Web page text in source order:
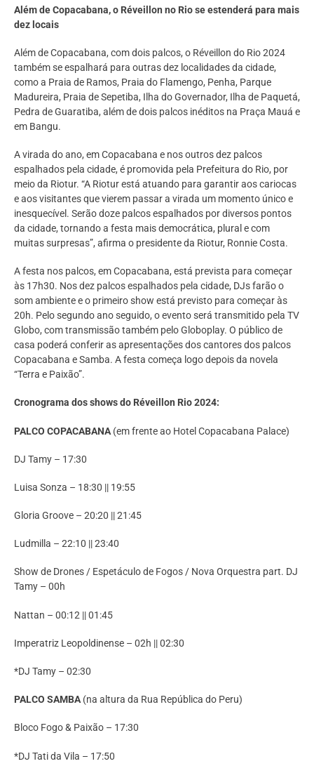
Além de Copacabana, o Réveillon no Rio se estenderá para mais
dez locais
Além de Copacabana, com dois palcos, o Réveillon do Rio 2024
também se espalhará para outras dez localidades da cidade,
como a Praia de Ramos, Praia do Flamengo, Penha, Parque
Madureira, Praia de Sepetiba, Ilha do Governador, Ilha de Paquetá,
Pedra de Guaratiba, além de dois palcos inéditos na Praça Mauá e
em Bangu.
A virada do ano, em Copacabana e nos outros dez palcos
espalhados pela cidade, é promovida pela Prefeitura do Rio, por
meio da Riotur. “A Riotur está atuando para garantir aos cariocas
e aos visitantes que vierem passar a virada um momento único e
inesquecível. Serão doze palcos espalhados por diversos pontos
da cidade, tornando a festa mais democrática, plural e com
muitas surpresas”, afirma o presidente da Riotur, Ronnie Costa.
A festa nos palcos, em Copacabana, está prevista para começar
às 17h30. Nos dez palcos espalhados pela cidade, DJs farão o
som ambiente e o primeiro show está previsto para começar às
20h. Pelo segundo ano seguido, o evento será transmitido pela TV
Globo, com transmissão também pelo Globoplay. O público de
casa poderá conferir as apresentações dos cantores dos palcos
Copacabana e Samba. A festa começa logo depois da novela
“Terra e Paixão”.
Cronograma dos shows do Réveillon Rio 2024:
PALCO COPACABANA (em frente ao Hotel Copacabana Palace)
DJ Tamy – 17:30
Luisa Sonza – 18:30 || 19:55
Gloria Groove – 20:20 || 21:45
Ludmilla – 22:10 || 23:40
Show de Drones / Espetáculo de Fogos / Nova Orquestra part. DJ
Tamy – 00h
Nattan – 00:12 || 01:45
Imperatriz Leopoldinense – 02h || 02:30
*DJ Tamy – 02:30
PALCO SAMBA(na altura da Rua República do Peru)
Bloco Fogo & Paixão – 17:30
*DJ Tati da Vila – 17:50